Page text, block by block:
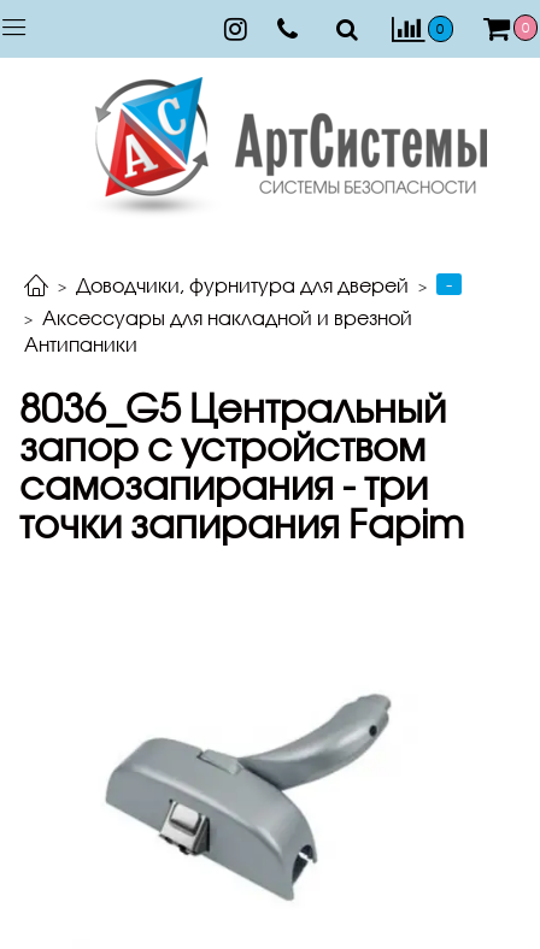
0 0
Доводчики, фурнитура для дверей
-
Аксессуары для накладной и врезной
Антипаники
8036_G5 Центральный
запор с устройством
самозапирания - три
точки запирания Fapim